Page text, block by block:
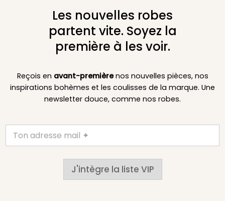
Les nouvelles robes
partent vite. Soyez la
première à les voir.
Reçois en avant-premièrenos nouvelles pièces, nos
inspirations bohèmes et les coulisses de la marque. Une
newsletter douce, comme nos robes.
J'intègre la liste VIP